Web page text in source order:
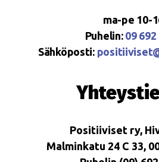
ma-pe 10-
Puhelin: 09 692
Sähköposti:
Positiiviset ry,
Malminkatu 24 C 33,